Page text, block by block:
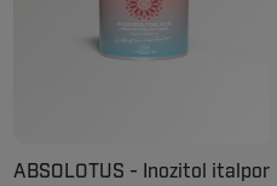
ABSOLOTUS - Inozitol italpor